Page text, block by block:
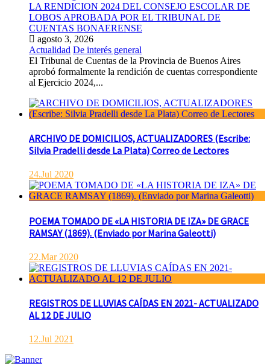
LA RENDICION 2024 DEL CONSEJO ESCOLAR DE
LOBOS APROBADA POR EL TRIBUNAL DE
CUENTAS BONAERENSE
agosto 3, 2026
Actualidad De interés general
El Tribunal de Cuentas de la Provincia de Buenos Aires
aprobó formalmente la rendición de cuentas correspondiente
al Ejercicio 2024,...
ARCHIVO DE DOMICILIOS, ACTUALIZADORES (Escribe:
Silvia Pradelli desde La Plata) Correo de Lectores
24.Jul 2020
POEMA TOMADO DE «LA HISTORIA DE IZA» DE GRACE
RAMSAY (1869). (Enviado por Marina Galeotti)
22.Mar 2020
REGISTROS DE LLUVIAS CAÍDAS EN 2021- ACTUALIZADO
AL 12 DE JULIO
12.Jul 2021